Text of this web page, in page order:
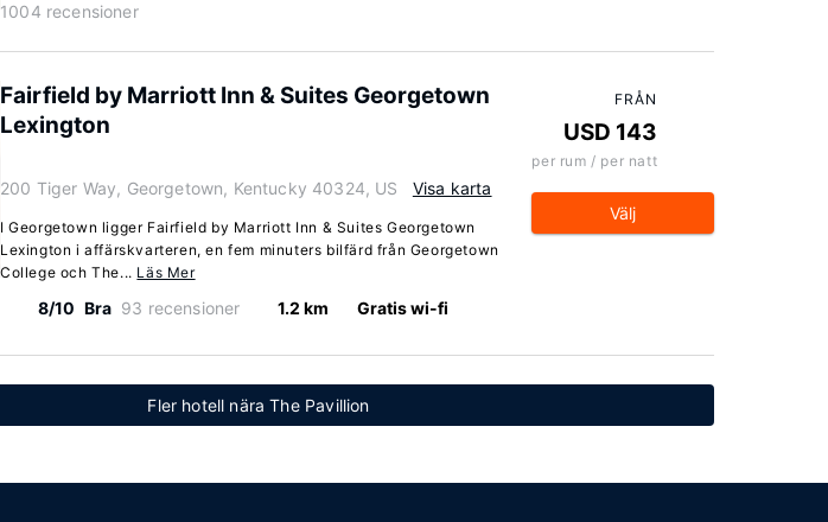
1004 recensioner
Fairfield by Marriott Inn & Suites Georgetown
Lexington
200 Tiger Way, Georgetown, Kentucky 40324, US Visa karta
I Georgetown ligger Fairfield by Marriott Inn & Suites Georgetown
Lexington i affärskvarteren, en fem minuters bilfärd från Georgetown
College och The... Läs Mer
8/10 Bra 93 recensioner 1.2 km Gratis wi-fi
FRÅN
USD 143
per rum / per natt
Välj
Fler hotell nära The Pavillion